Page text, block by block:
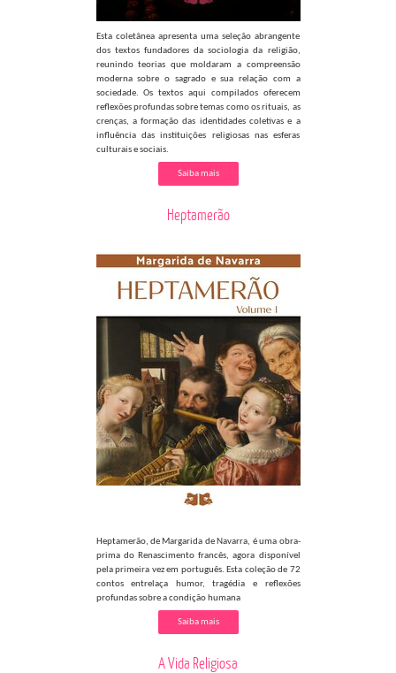
Esta coletânea apresenta uma seleção abrangente
dos textos fundadores da sociologia da religião,
reunindo teorias que moldaram a compreensão
moderna sobre o sagrado e sua relação com a
sociedade. Os textos aqui compilados oferecem
reflexões profundas sobre temas como os rituais, as
crenças, a formação das identidades coletivas e a
influência das instituições religiosas nas esferas
culturais e sociais.
Saiba mais
Heptamerão
Heptamerão, de Margarida de Navarra, é uma obra-
prima do Renascimento francês, agora disponível
pela primeira vez em português. Esta coleção de 72
contos entrelaça humor, tragédia e reflexões
profundas sobre a condição humana
Saiba mais
A Vida Religiosa